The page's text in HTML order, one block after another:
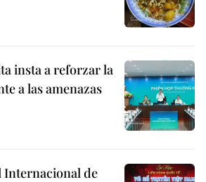
insta a reforzar la
a las amenazas
Internacional de